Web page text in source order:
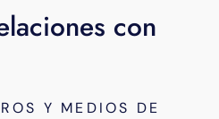
con
Y MEDIOS DE